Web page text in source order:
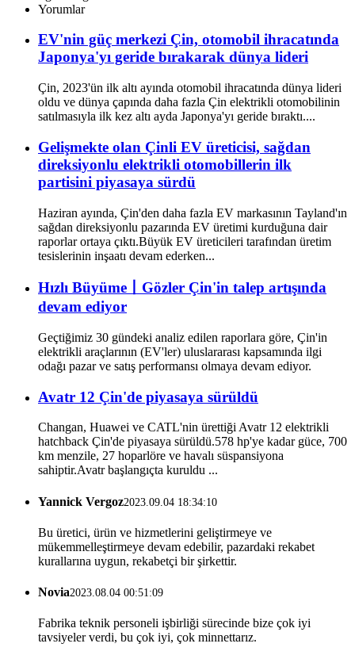
Yorumlar
EV'nin güç merkezi Çin, otomobil ihracatında
Japonya'yı geride bırakarak dünya lideri
Çin, 2023'ün ilk altı ayında otomobil ihracatında dünya lideri
oldu ve dünya çapında daha fazla Çin elektrikli otomobilinin
satılmasıyla ilk kez altı ayda Japonya'yı geride bıraktı....
Gelişmekte olan Çinli EV üreticisi, sağdan
direksiyonlu elektrikli otomobillerin ilk
partisini piyasaya sürdü
Haziran ayında, Çin'den daha fazla EV markasının Tayland'ın
sağdan direksiyonlu pazarında EV üretimi kurduğuna dair
raporlar ortaya çıktı.Büyük EV üreticileri tarafından üretim
tesislerinin inşaatı devam ederken...
Hızlı Büyüme丨Gözler Çin'in talep artışında
devam ediyor
Geçtiğimiz 30 gündeki analiz edilen raporlara göre, Çin'in
elektrikli araçlarının (EV'ler) uluslararası kapsamında ilgi
odağı pazar ve satış performansı olmaya devam ediyor.
Avatr 12 Çin'de piyasaya sürüldü
Changan, Huawei ve CATL'nin ürettiği Avatr 12 elektrikli
hatchback Çin'de piyasaya sürüldü.578 hp'ye kadar güce, 700
km menzile, 27 hoparlöre ve havalı süspansiyona
sahiptir.Avatr başlangıçta kuruldu ...
Yannick Vergoz2023.09.04 18:34:10
Bu üretici, ürün ve hizmetlerini geliştirmeye ve
mükemmelleştirmeye devam edebilir, pazardaki rekabet
kurallarına uygun, rekabetçi bir şirkettir.
Novia2023.08.04 00:51:09
Fabrika teknik personeli işbirliği sürecinde bize çok iyi
tavsiyeler verdi, bu çok iyi, çok minnettarız.